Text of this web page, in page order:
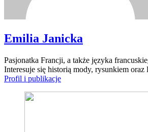
Emilia Janicka
Pasjonatka Francji, a także języka
Interesuje się historią mody, rysunkiem oraz
Profil i publikacje